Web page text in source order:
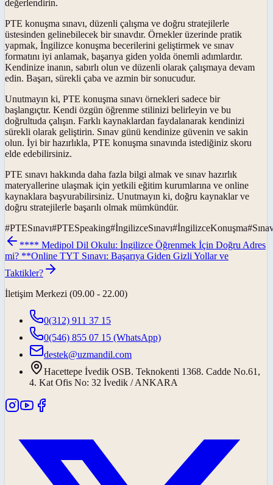
değerlendirin.
PTE konuşma sınavı, düzenli çalışma ve doğru stratejilerle
üstesinden gelinebilecek bir sınavdır. Örnekler üzerinde pratik
yapmak, İngilizce konuşma becerilerini geliştirmek ve sınav
formatını iyi anlamak, başarıya giden yolda önemli adımlardır.
Kendinize inanın, sabırlı olun ve düzenli olarak çalışmaya devam
edin. Başarı, sürekli çaba ve azmin bir sonucudur.
Unutmayın ki, PTE konuşma sınavı örnekleri sadece bir
başlangıçtır. Kendi özgün öğrenme stilinizi belirleyin ve bu
doğrultuda çalışın. Farklı kaynaklardan faydalanarak kendinizi
sürekli olarak geliştirin. Sınav günü kendinize güvenin ve sakin
olun. İyi bir hazırlıkla, PTE konuşma sınavında istediğiniz skoru
elde edebilirsiniz.
PTE sınavı hakkında daha fazla bilgi almak ve sınav hazırlık
materyallerine ulaşmak için yetkili eğitim kurumlarına ve online
kaynaklara başvurabilirsiniz. Unutmayın ki, doğru kaynaklar ve
doğru stratejilerle başarılı olmak mümkündür.
#PTESınavı#PTESpeaking#İngilizceSınavı#İngilizceKonuşma#
**** Medipol Dil Okulu: İngilizce Öğrenmek İçin Doğru Adres
mi? **Online TYT Sınavı: Başarıya Giden Gizli Yollar ve
Taktikler?
İletişim Merkezi (09.00 - 22.00)
0(312) 911 37 15
0(546) 855 07 15 (WhatsApp)
destek@uzmandil.com
Hacettepe İvedik OSB. Teknokenti 1368. Cadde No.61,
4. Kat Ofis No: 32 İvedik / ANKARA